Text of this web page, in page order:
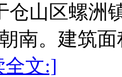
仓山区螺洲
南。建筑
全文:]